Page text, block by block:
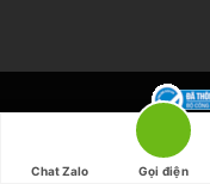
©NHATBANAZ :
Chat Zalo Gọi điện